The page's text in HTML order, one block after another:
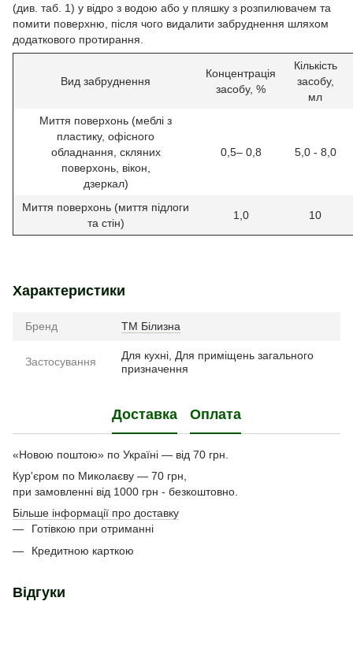
(див. таб. 1) у відро з водою або у пляшку з розпилювачем та
помити поверхню, після чого видалити забруднення шляхом
додаткового протирання.
Вид забруднення
Концентрація
засобу, %
Кількість
засобу,
мл
Миття поверхонь (меблі з
пластику, офісного
обладнання, скляних
поверхонь, вікон,
дзеркал)
0,5– 0,8 5,0 - 8,0
Миття поверхонь (миття підлоги
та стін)
1,0 10
Характеристики
Бренд ТМ Білизна
Застосування
Для кухні, Для приміщень загального
призначення
Доставка Оплата
«Новою поштою» по Україні — від 70 грн.
Кур'єром по Миколаєву — 70 грн,
при замовленні від 1000 грн - безкоштовно.
Більше інформації про доставку
Готівкою при отриманні
Кредитною карткою
Відгуки